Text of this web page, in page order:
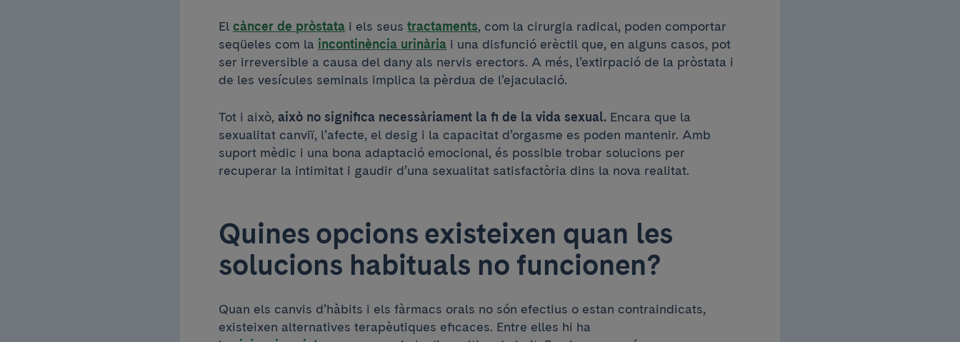
El càncer de pròstata i els seus tractaments, com la cirurgia radical, poden comportar
seqüeles com la incontinència urinària i una disfunció erèctil que, en alguns casos, pot
ser irreversible a causa del dany als nervis erectors. A més, l’extirpació de la pròstata i
de les vesícules seminals implica la pèrdua de l’ejaculació.
Tot i això, això no significa necessàriament la fi de la vida sexual. Encara que la
sexualitat canviï, l’afecte, el desig i la capacitat d’orgasme es poden mantenir. Amb
suport mèdic i una bona adaptació emocional, és possible trobar solucions per
recuperar la intimitat i gaudir d’una sexualitat satisfactòria dins la nova realitat.
Quines opcions existeixen quan les
solucions habituals no funcionen?
Quan els canvis d’hàbits i els fàrmacs orals no són efectius o estan contraindicats,
existeixen alternatives terapèutiques eficaces. Entre elles hi ha